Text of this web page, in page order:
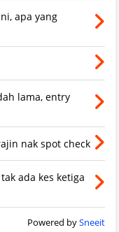
apa yang
lama, entry
nak spot check
ada kes ketiga
Powered bySneeit